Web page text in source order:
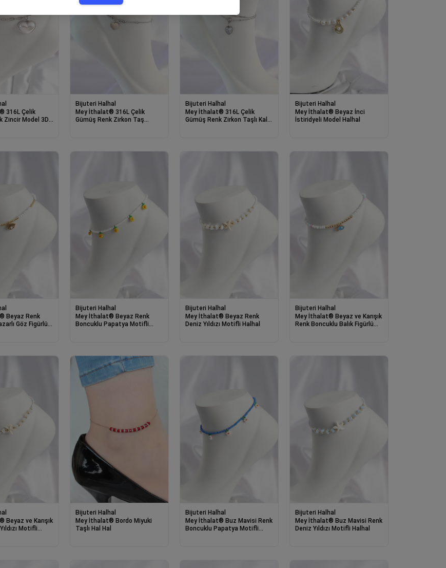
316L Çelik
Zincir Model 3D
Bijuteri Halhal
Mey İthalat® 316L Çelik
Gümüş Renk Zirkon Taş
Bijuteri Halhal
Mey İthalat® 316L Çelik
Gümüş Renk Zirkon Taşlı Kalp
Bijuteri Halhal
Mey İthalat® Beyaz İnci
İstiridyeli Model Halhal
Beyaz Renk
Göz Figürlü
Bijuteri Halhal
Mey İthalat® Beyaz Renk
Boncuklu Papatya Motifli
Bijuteri Halhal
Mey İthalat® Beyaz Renk
Deniz Yıldızı Motifli Halhal
Bijuteri Halhal
Mey İthalat® Beyaz ve Karışık
Renk Boncuklu Balık Figürlü
Beyaz ve Karışık
Motifli
Bijuteri Halhal
Mey İthalat® Bordo Miyuki
Taşlı Hal Hal
Bijuteri Halhal
Mey İthalat® Buz Mavisi Renk
Boncuklu Papatya Motifli
Bijuteri Halhal
Mey İthalat® Buz Mavisi Renk
Deniz Yıldızı Motifli Halhal